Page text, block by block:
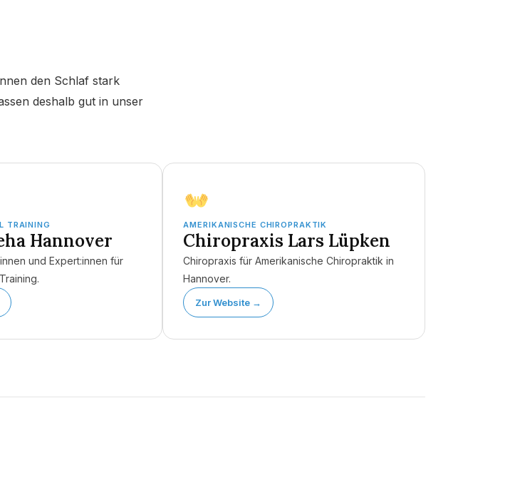
den Schlaf stark
deshalb gut in unser
TRAINING
Hannover
und Expert:innen für
AMERIKANISCHE CHIROPRAKTIK
Chiropraxis Lars Lüpken
Chiropraxis für Amerikanische Chiropraktik in
Hannover.
Zur Website →